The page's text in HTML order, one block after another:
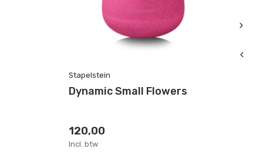
Stapelstein
Dynamic Small Flowers
120,00
Incl. btw